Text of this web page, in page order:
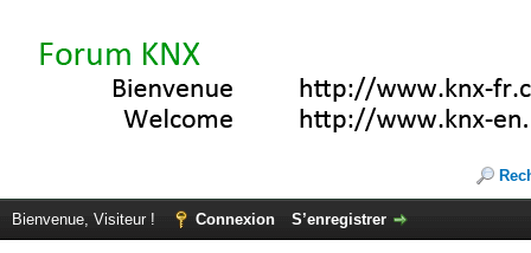
Bienvenue, Visiteur ! Connexion S’enregistrer